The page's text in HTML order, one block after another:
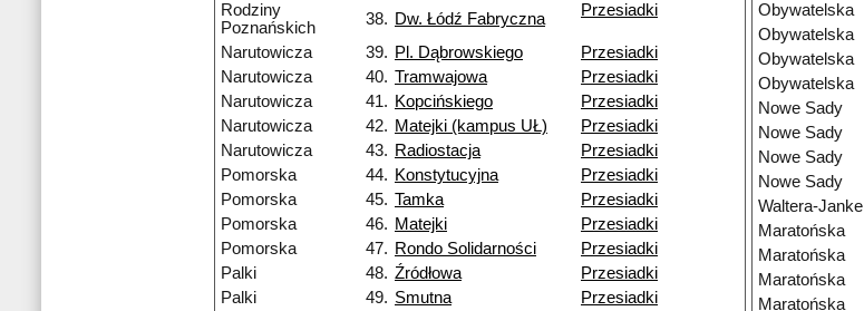
Rodziny
Poznańskich
38. Dw. Łódź Fabryczna Przesiadki
Narutowicza 39. Pl. Dąbrowskiego
Przesiadki
Narutowicza
40. Tramwajowa
Przesiadki
Narutowicza
41. Kopcińskiego
Przesiadki
Narutowicza
42. Matejki (kampus UŁ)
Przesiadki
Narutowicza
43. Radiostacja
Przesiadki
Pomorska
44. Konstytucyjna
Przesiadki
Pomorska
45. Tamka
Przesiadki
Pomorska
46. Matejki
Przesiadki
Pomorska
47. Rondo Solidarności
Przesiadki
Palki
48. Źródłowa
Przesiadki
Palki
49. Smutna Przesiadki
Obywatelska
Obywatelska
Obywatelska
Obywatelska
Nowe Sady
Nowe Sady
Nowe Sady
Nowe Sady
Waltera-Janke
Maratońska
Maratońska
Maratońska
Maratońska